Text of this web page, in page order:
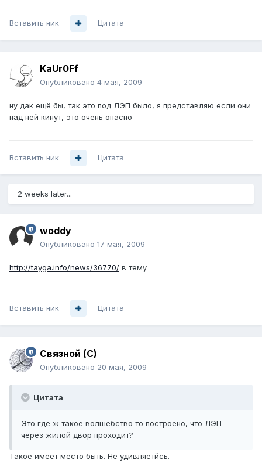
Вставить ник Цитата
KaUr0Ff
Опубликовано 4 мая, 2009
ну дак ещё бы, так это под ЛЭП было, я представляю если они
над ней кинут, это очень опасно
Вставить ник Цитата
2 weeks later...
woddy
Опубликовано 17 мая, 2009
http://tayga.info/news/36770/ в тему
Вставить ник Цитата
Связной (С)
Опубликовано 20 мая, 2009
Цитата
Это где ж такое волшебство то построено, что ЛЭП
через жилой двор проходит?
Такое имеет место быть. Не удивляетйсь.